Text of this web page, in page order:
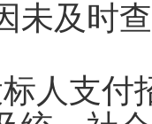
未及时
人支付